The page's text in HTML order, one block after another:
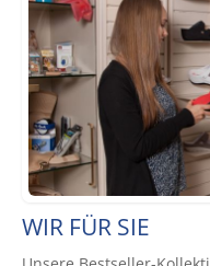
WIR FÜR SIE